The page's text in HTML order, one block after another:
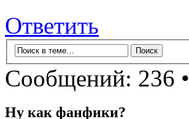
Ответить
Сообщений: 236 •
Ну как фанфики?